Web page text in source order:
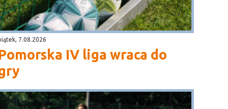
7.08.2026
IV liga wraca do